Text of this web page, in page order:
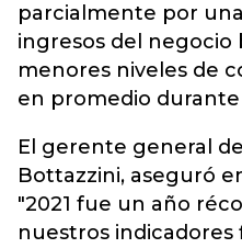
parcialmente por
ingresos del negocio
menores niveles de
en promedio durante
El gerente general
Bottazzini, aseguró
"2021 fue un año
nuestros indicadores